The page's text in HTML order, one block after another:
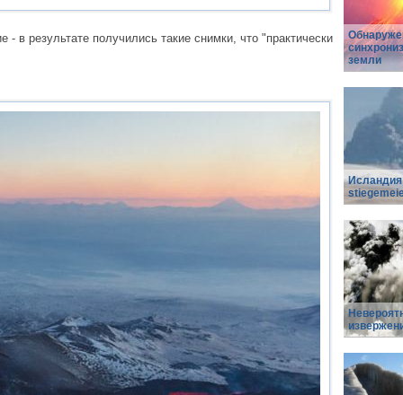
в результате получились такие снимки, что "практически
земли
Исландия